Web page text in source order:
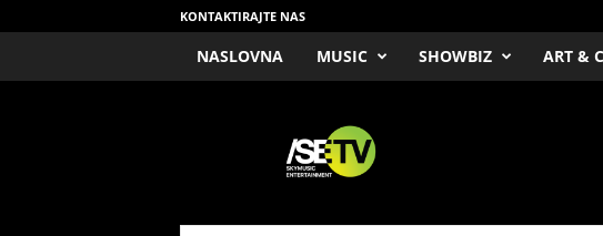
KONTAKTIRAJTE NAS
NASLOVNA MUSIC SHOWBIZ ART &